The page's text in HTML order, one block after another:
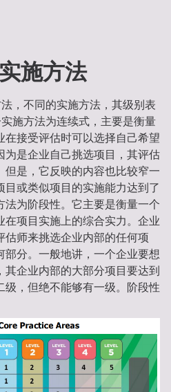
施方法
，不同的实施方法，其级别表
施方法为连续式，主要是衡量
在接受评估时可以选择自己希望
为是企业自己挑选项目，其评估
但是，它反映的内容也比较窄一
目或类似项目的实施能力达到了
法为阶段性。它主要是衡量一个
在项目实施上的综合实力。企业
估师来挑选企业内部的任何项
部分。一般地讲，一个企业要想
企业内部的大部分项目要达到
级，但绝不能够有一级。阶段性